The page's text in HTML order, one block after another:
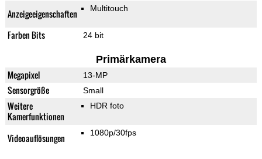
Anzeigeeigenschaften Multitouch
Farben Bits 24 bit
Primärkamera
Megapixel 13-MP
Sensorgröße Small
Weitere
Kamerfunktionen
HDR foto
Videoauflösungen 1080p/30fps